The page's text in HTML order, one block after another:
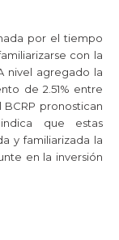
por el tiempo
con la
nivel agregado la
de 2.51% entre
pronostican
que estas
y familiarizada la
en la inversión